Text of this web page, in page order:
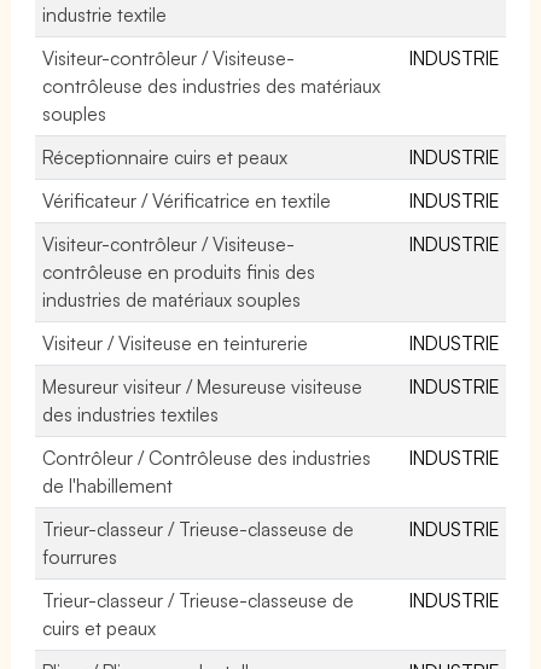
industrie textile
Visiteur-contrôleur / Visiteuse-
contrôleuse des industries des matériaux
souples
INDUSTRIE
Réceptionnaire cuirs et peaux
INDUSTRIE
Vérificateur / Vérificatrice en textile
INDUSTRIE
Visiteur-contrôleur / Visiteuse-
contrôleuse en produits finis des
industries de matériaux souples
INDUSTRIE
Visiteur / Visiteuse en teinturerie
INDUSTRIE
Mesureur visiteur / Mesureuse visiteuse
des industries textiles
INDUSTRIE
Contrôleur / Contrôleuse des industries
de l'habillement
INDUSTRIE
Trieur-classeur / Trieuse-classeuse de
fourrures
INDUSTRIE
Trieur-classeur / Trieuse-classeuse de
cuirs et peaux
INDUSTRIE